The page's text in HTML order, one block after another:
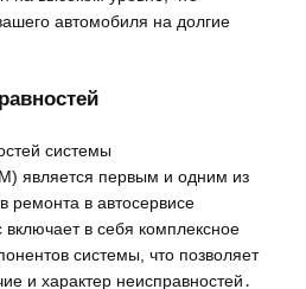
автомобиля на долгие
системы
является первым и одним из
ремонта в автосервисе
включает в себя комплексное
системы, что позволяет
и характер неисправностей․